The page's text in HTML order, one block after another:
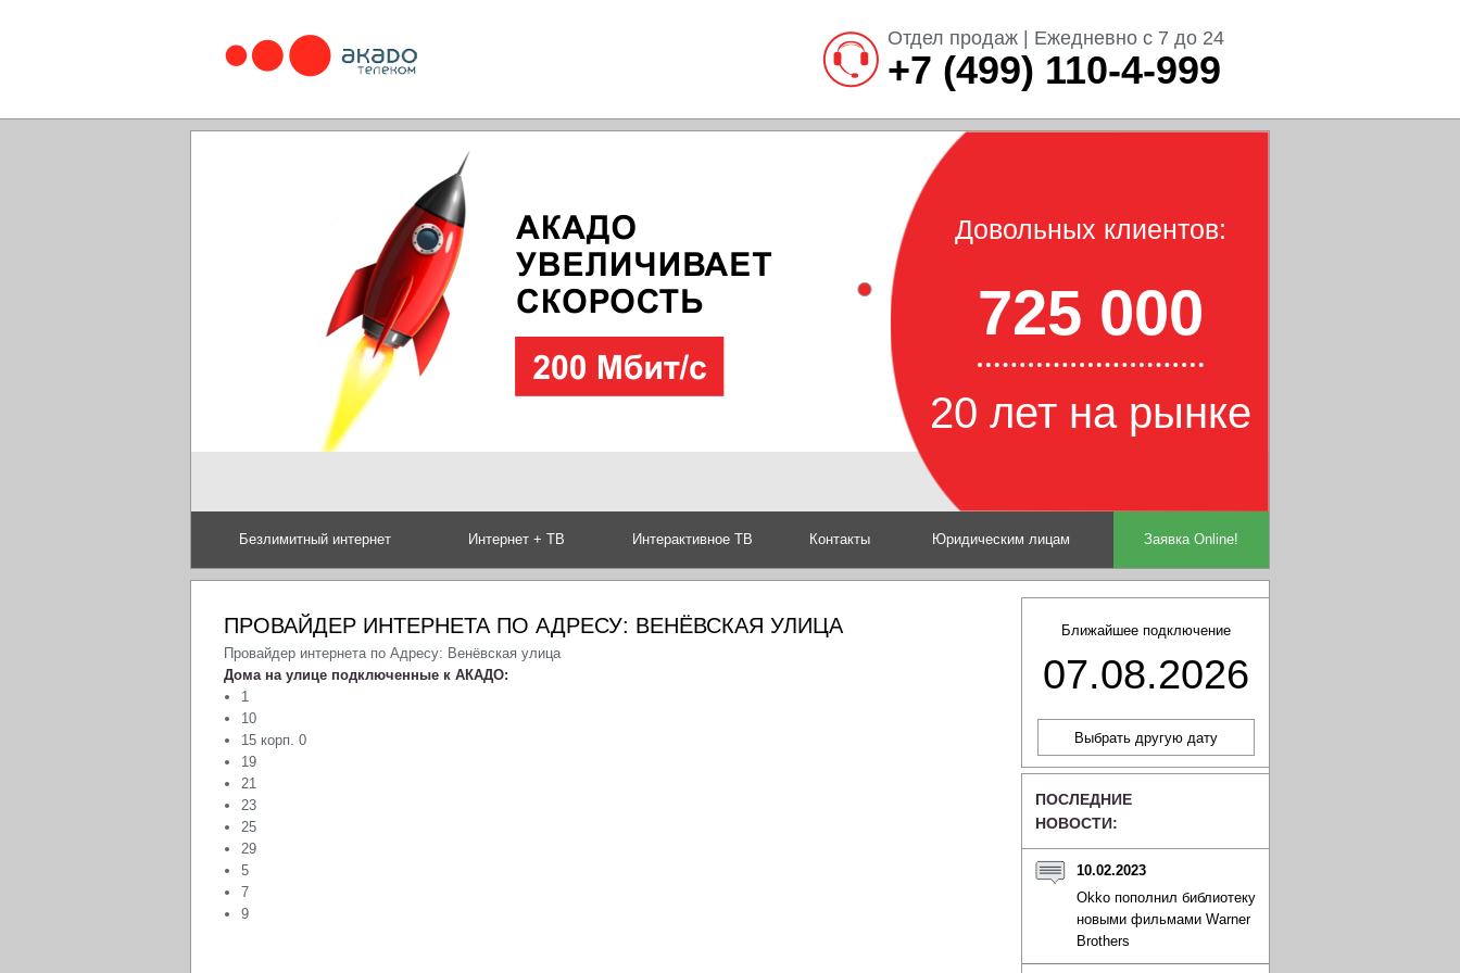
Отдел продаж | Ежедневно с 7 до 24
+7 (499) 110-4-999
Довольных клиентов:
725 000
20 лет на рынке
Безлимитный интернет Интернет + ТВ Интерактивное ТВ Контакты Юридическим лицам Заявка Online!
Ближайшее подключение
07.08.2026
ПОСЛЕДНИЕ
НОВОСТИ:
10.02.2023
Okko пополнил библиотеку
новыми фильмами Warner
Brothers
ПРОВАЙДЕР ИНТЕРНЕТА ПО АДРЕСУ: ВЕНЁВСКАЯ УЛИЦА
Провайдер интернета по Адресу: Венёвская улица
Дома на улице подключенные к АКАДО:
1
10
15 корп. 0
19
21
23
25
29
5
7
9